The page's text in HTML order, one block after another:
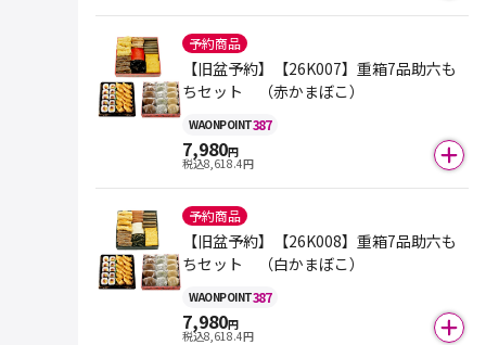
予約商品
【旧盆予約】【26K007】重箱7品助六も
ちセット （赤かまぼこ）
WAONPOINT387
7,980円
税込8,618.4円
予約商品
【旧盆予約】【26K008】重箱7品助六も
ちセット （白かまぼこ）
WAONPOINT387
7,980円
税込8,618.4円